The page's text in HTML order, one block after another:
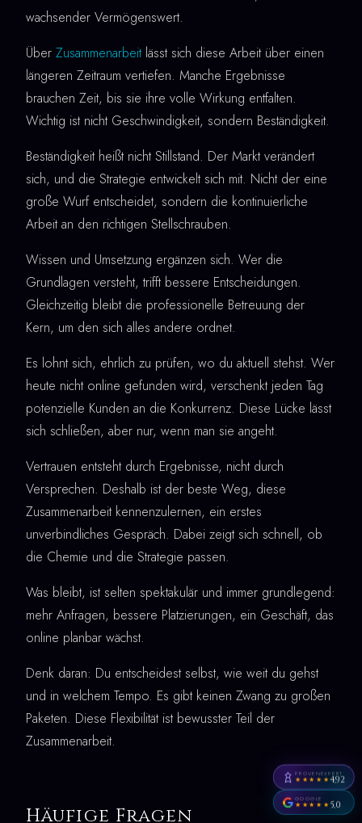
wachsender Vermögenswert.
Über Zusammenarbeit lässt sich diese Arbeit über einen
längeren Zeitraum vertiefen. Manche Ergebnisse
brauchen Zeit, bis sie ihre volle Wirkung entfalten.
Wichtig ist nicht Geschwindigkeit, sondern Beständigkeit.
Beständigkeit heißt nicht Stillstand. Der Markt verändert
sich, und die Strategie entwickelt sich mit. Nicht der eine
große Wurf entscheidet, sondern die kontinuierliche
Arbeit an den richtigen Stellschrauben.
Wissen und Umsetzung ergänzen sich. Wer die
Grundlagen versteht, trifft bessere Entscheidungen.
Gleichzeitig bleibt die professionelle Betreuung der
Kern, um den sich alles andere ordnet.
Es lohnt sich, ehrlich zu prüfen, wo du aktuell stehst. Wer
heute nicht online gefunden wird, verschenkt jeden Tag
potenzielle Kunden an die Konkurrenz. Diese Lücke lässt
sich schließen, aber nur, wenn man sie angeht.
Vertrauen entsteht durch Ergebnisse, nicht durch
Versprechen. Deshalb ist der beste Weg, diese
Zusammenarbeit kennenzulernen, ein erstes
unverbindliches Gespräch. Dabei zeigt sich schnell, ob
die Chemie und die Strategie passen.
Was bleibt, ist selten spektakulär und immer grundlegend:
mehr Anfragen, bessere Platzierungen, ein Geschäft, das
online planbar wächst.
Denk daran: Du entscheidest selbst, wie weit du gehst
und in welchem Tempo. Es gibt keinen Zwang zu großen
Paketen. Diese Flexibilität ist bewusster Teil der
Zusammenarbeit.
Häufige Fragen
PROVENEXPERT
★★★★★4,92
GOOGLE
★★★★★5,0